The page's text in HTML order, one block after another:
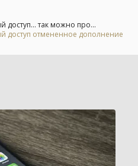
доступ... так можно про...
доступ отмененное дополнение